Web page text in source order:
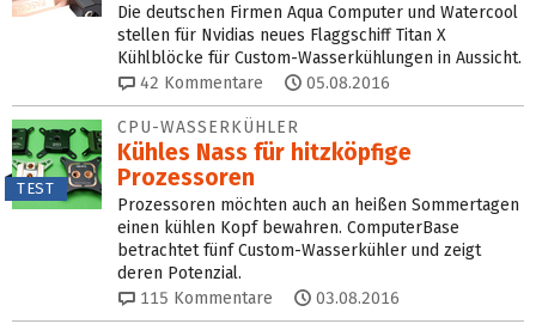
Die deutschen Firmen Aqua Computer und Watercool
stellen für Nvidias neues Flaggschiff Titan X
Kühlblöcke für Custom-Wasserkühlungen in Aussicht.
42 Kommentare 05.08.2016
TEST
CPU-WASSERKÜHLER
Kühles Nass für hitzköpfige
Prozessoren
Prozessoren möchten auch an heißen Sommertagen
einen kühlen Kopf bewahren. ComputerBase
betrachtet fünf Custom-Wasserkühler und zeigt
deren Potenzial.
115 Kommentare 03.08.2016